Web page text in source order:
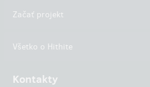
Začať projekt
Všetko o Hithite
Kontakty